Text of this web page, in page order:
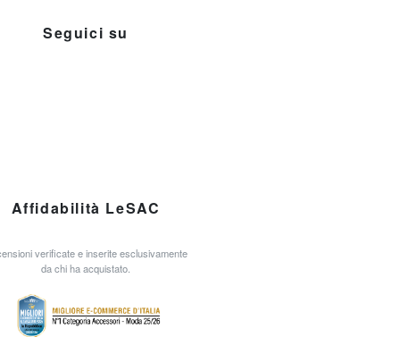
Seguici su
Affidabilità LeSAC
verificate e inserite esclusivamente
da chi ha acquistato.